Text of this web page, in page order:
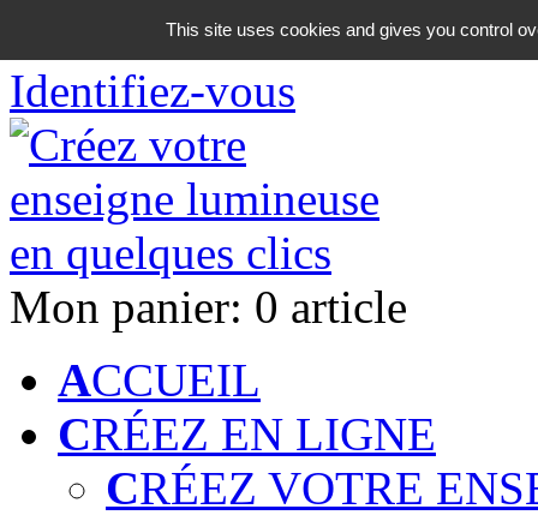
06 18 42 08 59
Identifiez-vous
Mon panier: 0 article
ACCUEIL
CRÉEZ EN LIGNE
CRÉEZ VOTRE
This site uses cookies and gives you control